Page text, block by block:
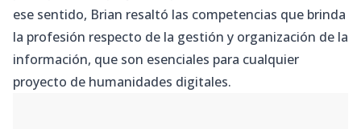
ese sentido, Brian resaltó las competencias que brinda
la profesión respecto de la gestión y organización de la
información, que son esenciales para cualquier
proyecto de humanidades digitales.